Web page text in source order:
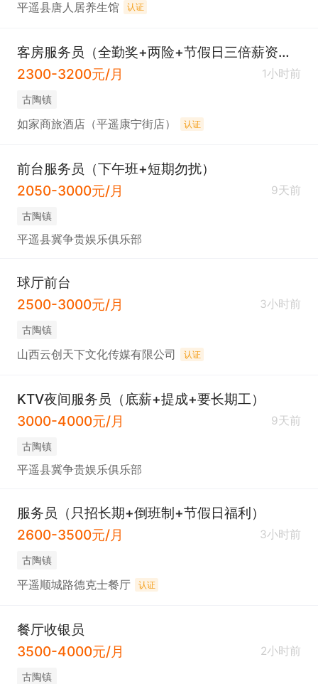
平遥县唐人居养生馆 认证
客房服务员（全勤奖+两险+节假日三倍薪资））
2300-3200元/月
1小时前
古陶镇
如家商旅酒店（平遥康宁街店） 认证
前台服务员（下午班+短期勿扰）
2050-3000元/月
9天前
古陶镇
平遥县冀争贵娱乐俱乐部
球厅前台
2500-3000元/月
3小时前
古陶镇
山西云创天下文化传媒有限公司 认证
KTV夜间服务员（底薪+提成+要长期工）
3000-4000元/月
9天前
古陶镇
平遥县冀争贵娱乐俱乐部
服务员（只招长期+倒班制+节假日福利）
2600-3500元/月
3小时前
古陶镇
平遥顺城路德克士餐厅 认证
餐厅收银员
3500-4000元/月
2小时前
古陶镇